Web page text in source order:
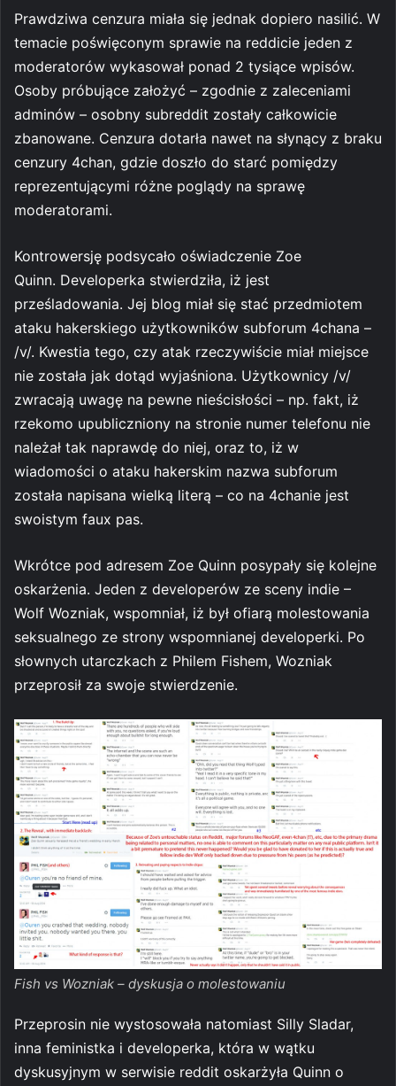
Prawdziwa cenzura miała się jednak dopiero nasilić. W
temacie poświęconym sprawie na reddicie jeden z
moderatorów wykasował ponad 2 tysiące wpisów.
Osoby próbujące założyć – zgodnie z zaleceniami
adminów – osobny subreddit zostały całkowicie
zbanowane. Cenzura dotarła nawet na słynący z braku
cenzury 4chan, gdzie doszło do starć pomiędzy
reprezentującymi różne poglądy na sprawę
moderatorami.
Kontrowersję podsycało oświadczenie Zoe
Quinn. Developerka stwierdziła, iż jest
prześladowania. Jej blog miał się stać przedmiotem
ataku hakerskiego użytkowników subforum 4chana –
/v/. Kwestia tego, czy atak rzeczywiście miał miejsce
nie została jak dotąd wyjaśniona. Użytkownicy /v/
zwracają uwagę na pewne nieścisłości – np. fakt, iż
rzekomo upubliczniony na stronie numer telefonu nie
należał tak naprawdę do niej, oraz to, iż w
wiadomości o ataku hakerskim nazwa subforum
została napisana wielką literą – co na 4chanie jest
swoistym faux pas.
Wkrótce pod adresem Zoe Quinn posypały się kolejne
oskarżenia. Jeden z developerów ze sceny indie –
Wolf Wozniak, wspomniał, iż był ofiarą molestowania
seksualnego ze strony wspomnianej developerki. Po
słownych utarczkach z Philem Fishem, Wozniak
przeprosił za swoje stwierdzenie.
Fish vs Wozniak – dyskusja o molestowaniu
Przeprosin nie wystosowała natomiast Silly Sladar,
inna feministka i developerka, która w wątku
dyskusyjnym w serwisie reddit oskarżyła Quinn o